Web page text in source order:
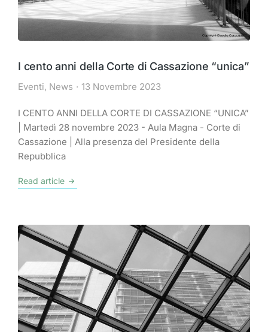
I cento anni della Corte di Cassazione “unica”
Eventi, News 13 Novembre 2023
I CENTO ANNI DELLA CORTE DI CASSAZIONE “UNICA”
| Martedì 28 novembre 2023 - Aula Magna - Corte di
Cassazione | Alla presenza del Presidente della
Repubblica
Read article